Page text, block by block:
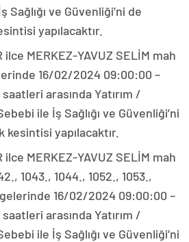
Sağlığı ve Güvenliği’ni de
yapılacaktır.
ilce MERKEZ-YAVUZ SELİM mah
16/02/2024 09:00:00 –
arasında Yatırım /
ile İş Sağlığı ve Güvenliği’ni
yapılacaktır.
ilce MERKEZ-YAVUZ SELİM mah
1043., 1044., 1052., 1053.,
16/02/2024 09:00:00 –
arasında Yatırım /
ile İş Sağlığı ve Güvenliği’ni